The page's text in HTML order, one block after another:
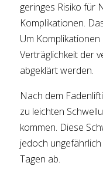
geringes Risiko für
Komplikationen.
Um
Verträglichkeit der
abgeklärt werden.
Nach dem
zu leichten
kommen. Diese
jedoch
Tagen ab.